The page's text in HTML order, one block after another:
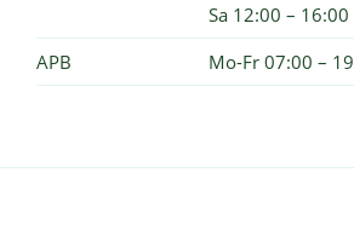
Sa 12:00 –
APB
Mo-Fr 07:00 –